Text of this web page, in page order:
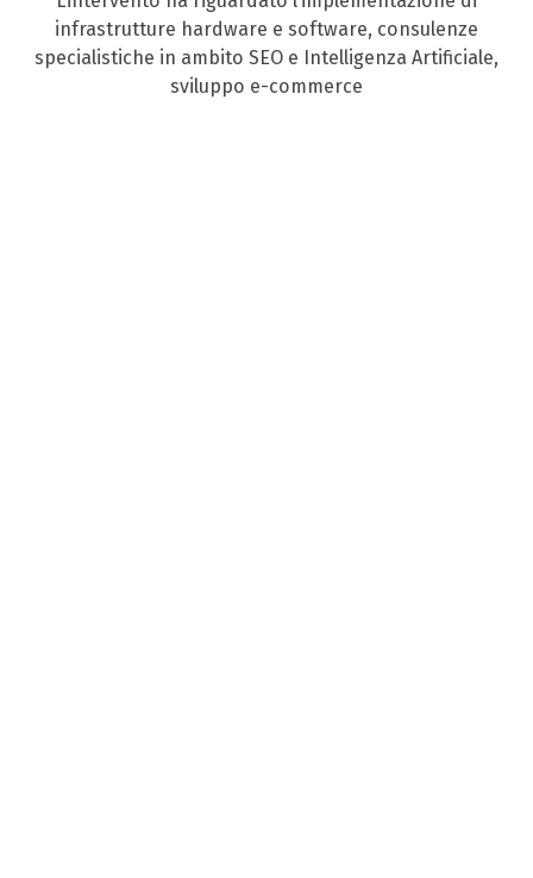
infrastrutture hardware e software, consulenze
specialistiche in ambito SEO e Intelligenza Artificiale,
sviluppo e-commerce